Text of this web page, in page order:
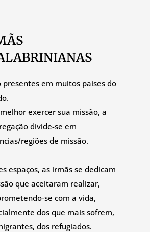
presentes em muitos países do
exercer sua missão, a
divide-se em
regiões de missão.
espaços, as irmãs se dedicam
que aceitaram realizar,
se com a vida,
dos que mais sofrem,
dos refugiados.